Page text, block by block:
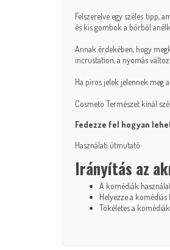
Felszerelve egy széles tipp,
és kis gombok a bőrből
Annak érdekében, hogy
incrustation, a nyomás
Ha piros jelek jelennek meg
Cosmeto Természet kínál
Fedezze fel hogyan
Használati útmutató
Irányítás az
A komédiák
Helyezze a
Tökéletes a